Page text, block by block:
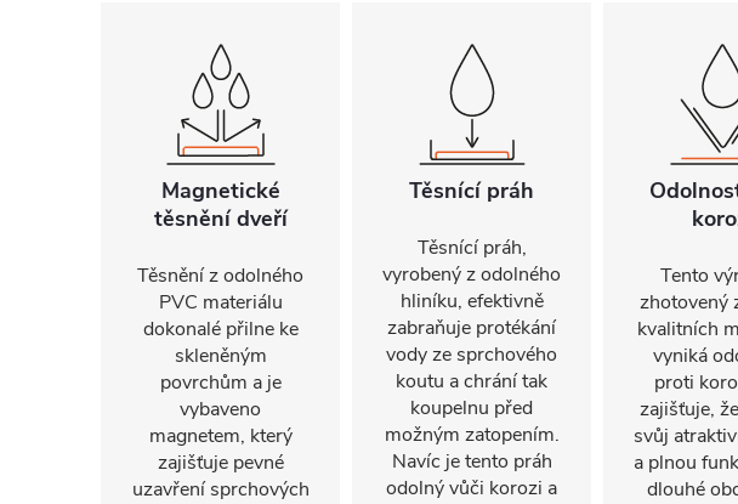
Magnetické
těsnění dveří
Těsnění z odolného
PVC materiálu
dokonalé přilne ke
skleněným
povrchům a je
vybaveno
magnetem, který
zajišťuje pevné
uzavření sprchových
Těsnící práh
Těsnící práh,
vyrobený z odolného
hliníku, efektivně
zabraňuje protékání
vody ze sprchového
koutu a chrání tak
koupelnu před
možným zatopením.
Navíc je tento práh
odolný vůči korozi a
Tento
zhotovený
kvalitních
vyniká
proti
zajišťuje,
svůj
a plnou
dlouhé